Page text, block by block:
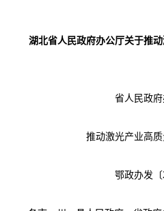
湖北省人民政府办公厅关于推动
省人民政府
推动激光产业高质
鄂政办发〔